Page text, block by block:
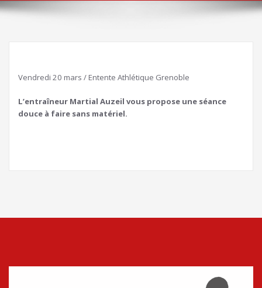
Vendredi 20 mars / Entente Athlétique Grenoble
L’entraîneur Martial Auzeil vous propose une séance
douce à faire sans matériel.